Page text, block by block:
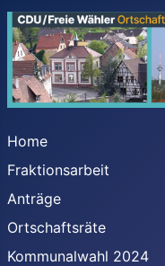
Home
Fraktionsarbeit
Anträge
Ortschaftsräte
Kommunalwahl 2024